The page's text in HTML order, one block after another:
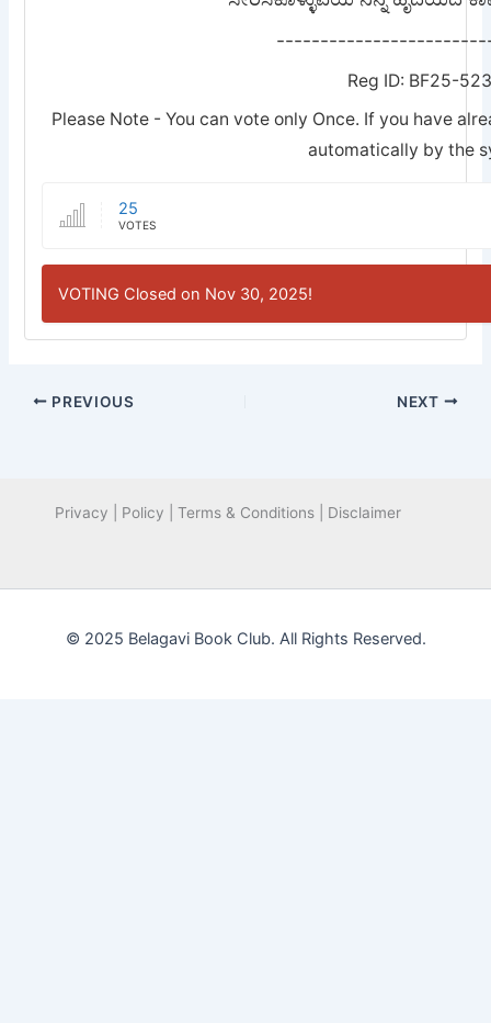
Reg ID: BF25-
Please Note - You can vote only Once. If you have
automatically by the
25
VOTES
VOTING Closed on Nov 30, 2025!
PREVIOUS NEXT
Privacy | Policy | Terms & Conditions | Disclaimer
© 2025 Belagavi Book Club. All Rights Reserved.